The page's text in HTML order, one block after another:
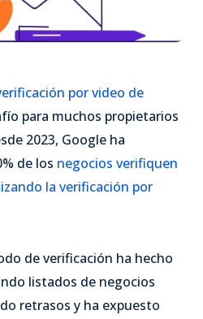
por video de
para muchos propietarios
2023, Google ha
de los negocios verifiquen
la verificación por
de verificación ha hecho
listados de negocios
retrasos y ha expuesto